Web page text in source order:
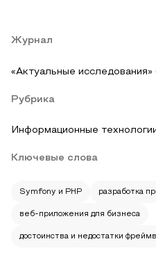
Журнал
«Актуальные
Рубрика
Информационные
Ключевые слова
Symfony и PHP разработка
веб-приложения для бизнеса
достоинства и недостатки